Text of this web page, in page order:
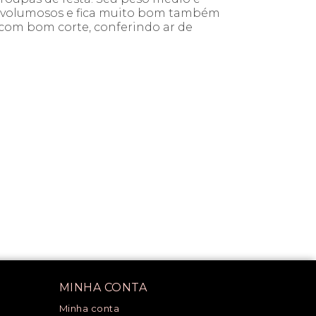
e fica muito bom também
bom corte, conferindo ar de
MINHA CONTA
Minha conta